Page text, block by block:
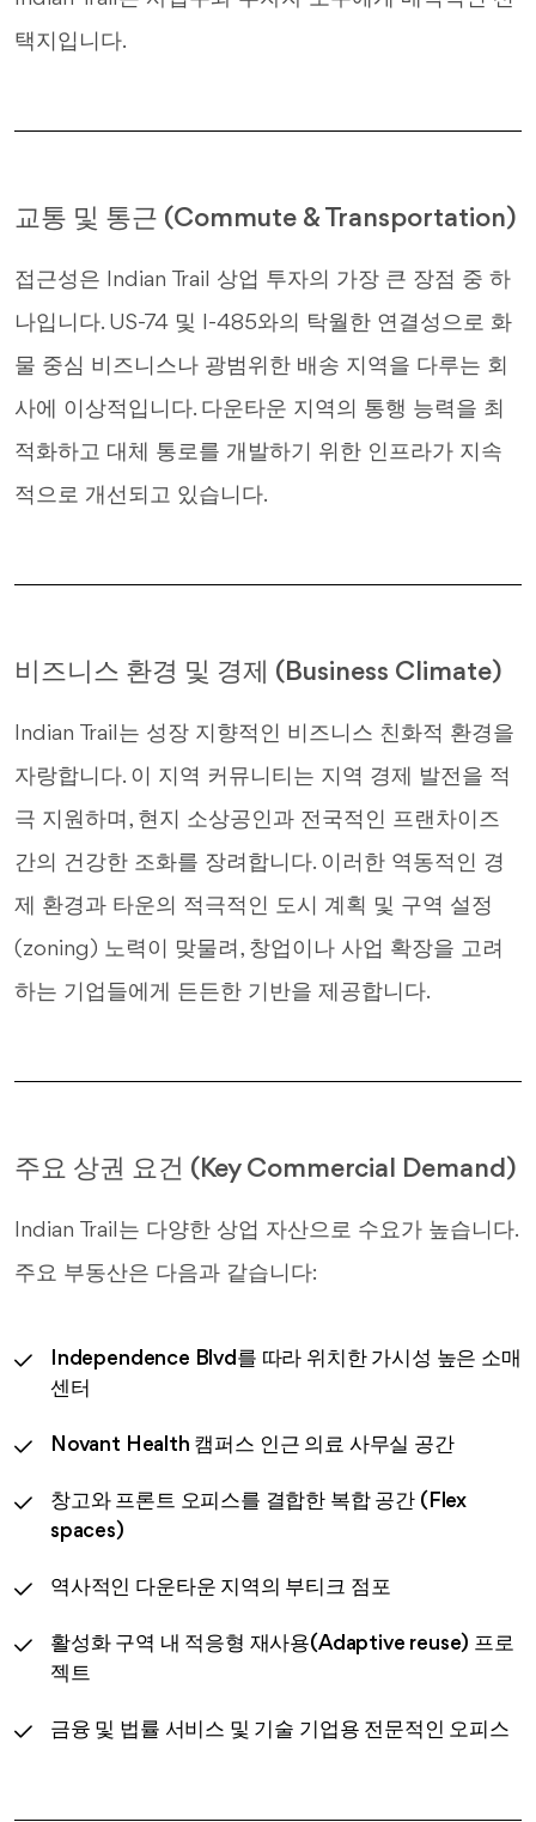
택지입니다.
교통 및 통근 (Commute & Transportation)
접근성은 Indian Trail 상업 투자의 가장 큰 장점 중 하
나입니다. US-74 및 I-485와의 탁월한 연결성으로 화
물 중심 비즈니스나 광범위한 배송 지역을 다루는 회
사에 이상적입니다. 다운타운 지역의 통행 능력을 최
적화하고 대체 통로를 개발하기 위한 인프라가 지속
적으로 개선되고 있습니다.
비즈니스 환경 및 경제 (Business Climate)
Indian Trail는 성장 지향적인 비즈니스 친화적 환경을
자랑합니다. 이 지역 커뮤니티는 지역 경제 발전을 적
극 지원하며, 현지 소상공인과 전국적인 프랜차이즈
간의 건강한 조화를 장려합니다. 이러한 역동적인 경
제 환경과 타운의 적극적인 도시 계획 및 구역 설정
(zoning) 노력이 맞물려, 창업이나 사업 확장을 고려
하는 기업들에게 든든한 기반을 제공합니다.
주요 상권 요건 (Key Commercial Demand)
Indian Trail는 다양한 상업 자산으로 수요가 높습니다.
주요 부동산은 다음과 같습니다:
Independence Blvd를 따라 위치한 가시성 높은 소매
센터
Novant Health 캠퍼스 인근 의료 사무실 공간
창고와 프론트 오피스를 결합한 복합 공간 (Flex
spaces)
역사적인 다운타운 지역의 부티크 점포
활성화 구역 내 적응형 재사용(Adaptive reuse) 프로
젝트
금융 및 법률 서비스 및 기술 기업용 전문적인 오피스